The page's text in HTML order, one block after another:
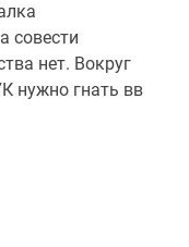
совести
нет. Вокруг
нужно гнать вв